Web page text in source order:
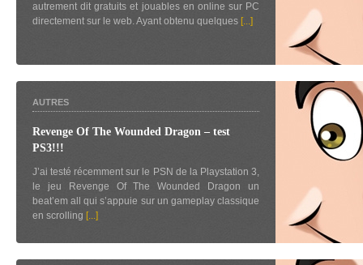
autrement dit gratuits et jouables en online sur PC
directement sur le web. Ayant obtenu quelques [...]
AUTRES
Revenge Of The Wounded Dragon – test
PS3!!!
J’ai testé récemment sur le PSN de la Playstation 3,
le jeu Revenge Of The Wounded Dragon un
beat’em all qui s’appuie sur un gameplay classique
en scrolling [...]